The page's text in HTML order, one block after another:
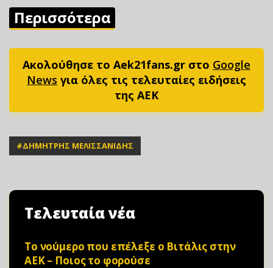
Περισσότερα
Ακολούθησε το Aek21fans.gr στο Google
News για όλες τις τελευταίες ειδήσεις
της ΑΕΚ
#ΔΗΜΗΤΡΗΣ ΜΕΛΙΣΣΑΝΙΔΗΣ
Τελευταία νέα
Το νούμερο που επέλεξε ο Βιτάλις στην
ΑΕΚ – Ποιος το φορούσε